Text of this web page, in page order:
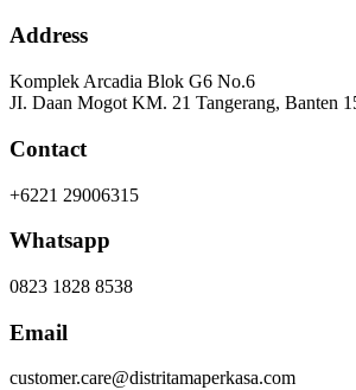
Address
Komplek Arcadia Blok G6 No.6
JI. Daan Mogot KM. 21 Tangerang, Banten
Contact
+6221 29006315
Whatsapp
0823 1828 8538
Email
customer.care@distritamaperkasa.com